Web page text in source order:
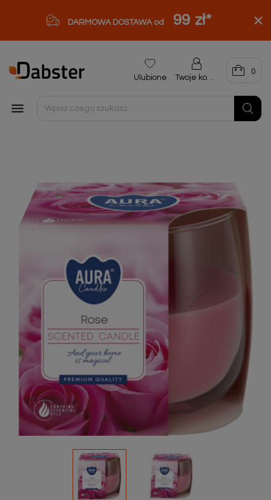
DARMOWA DOSTAWA od 99 zł*

Ulubione Twoje konto
0